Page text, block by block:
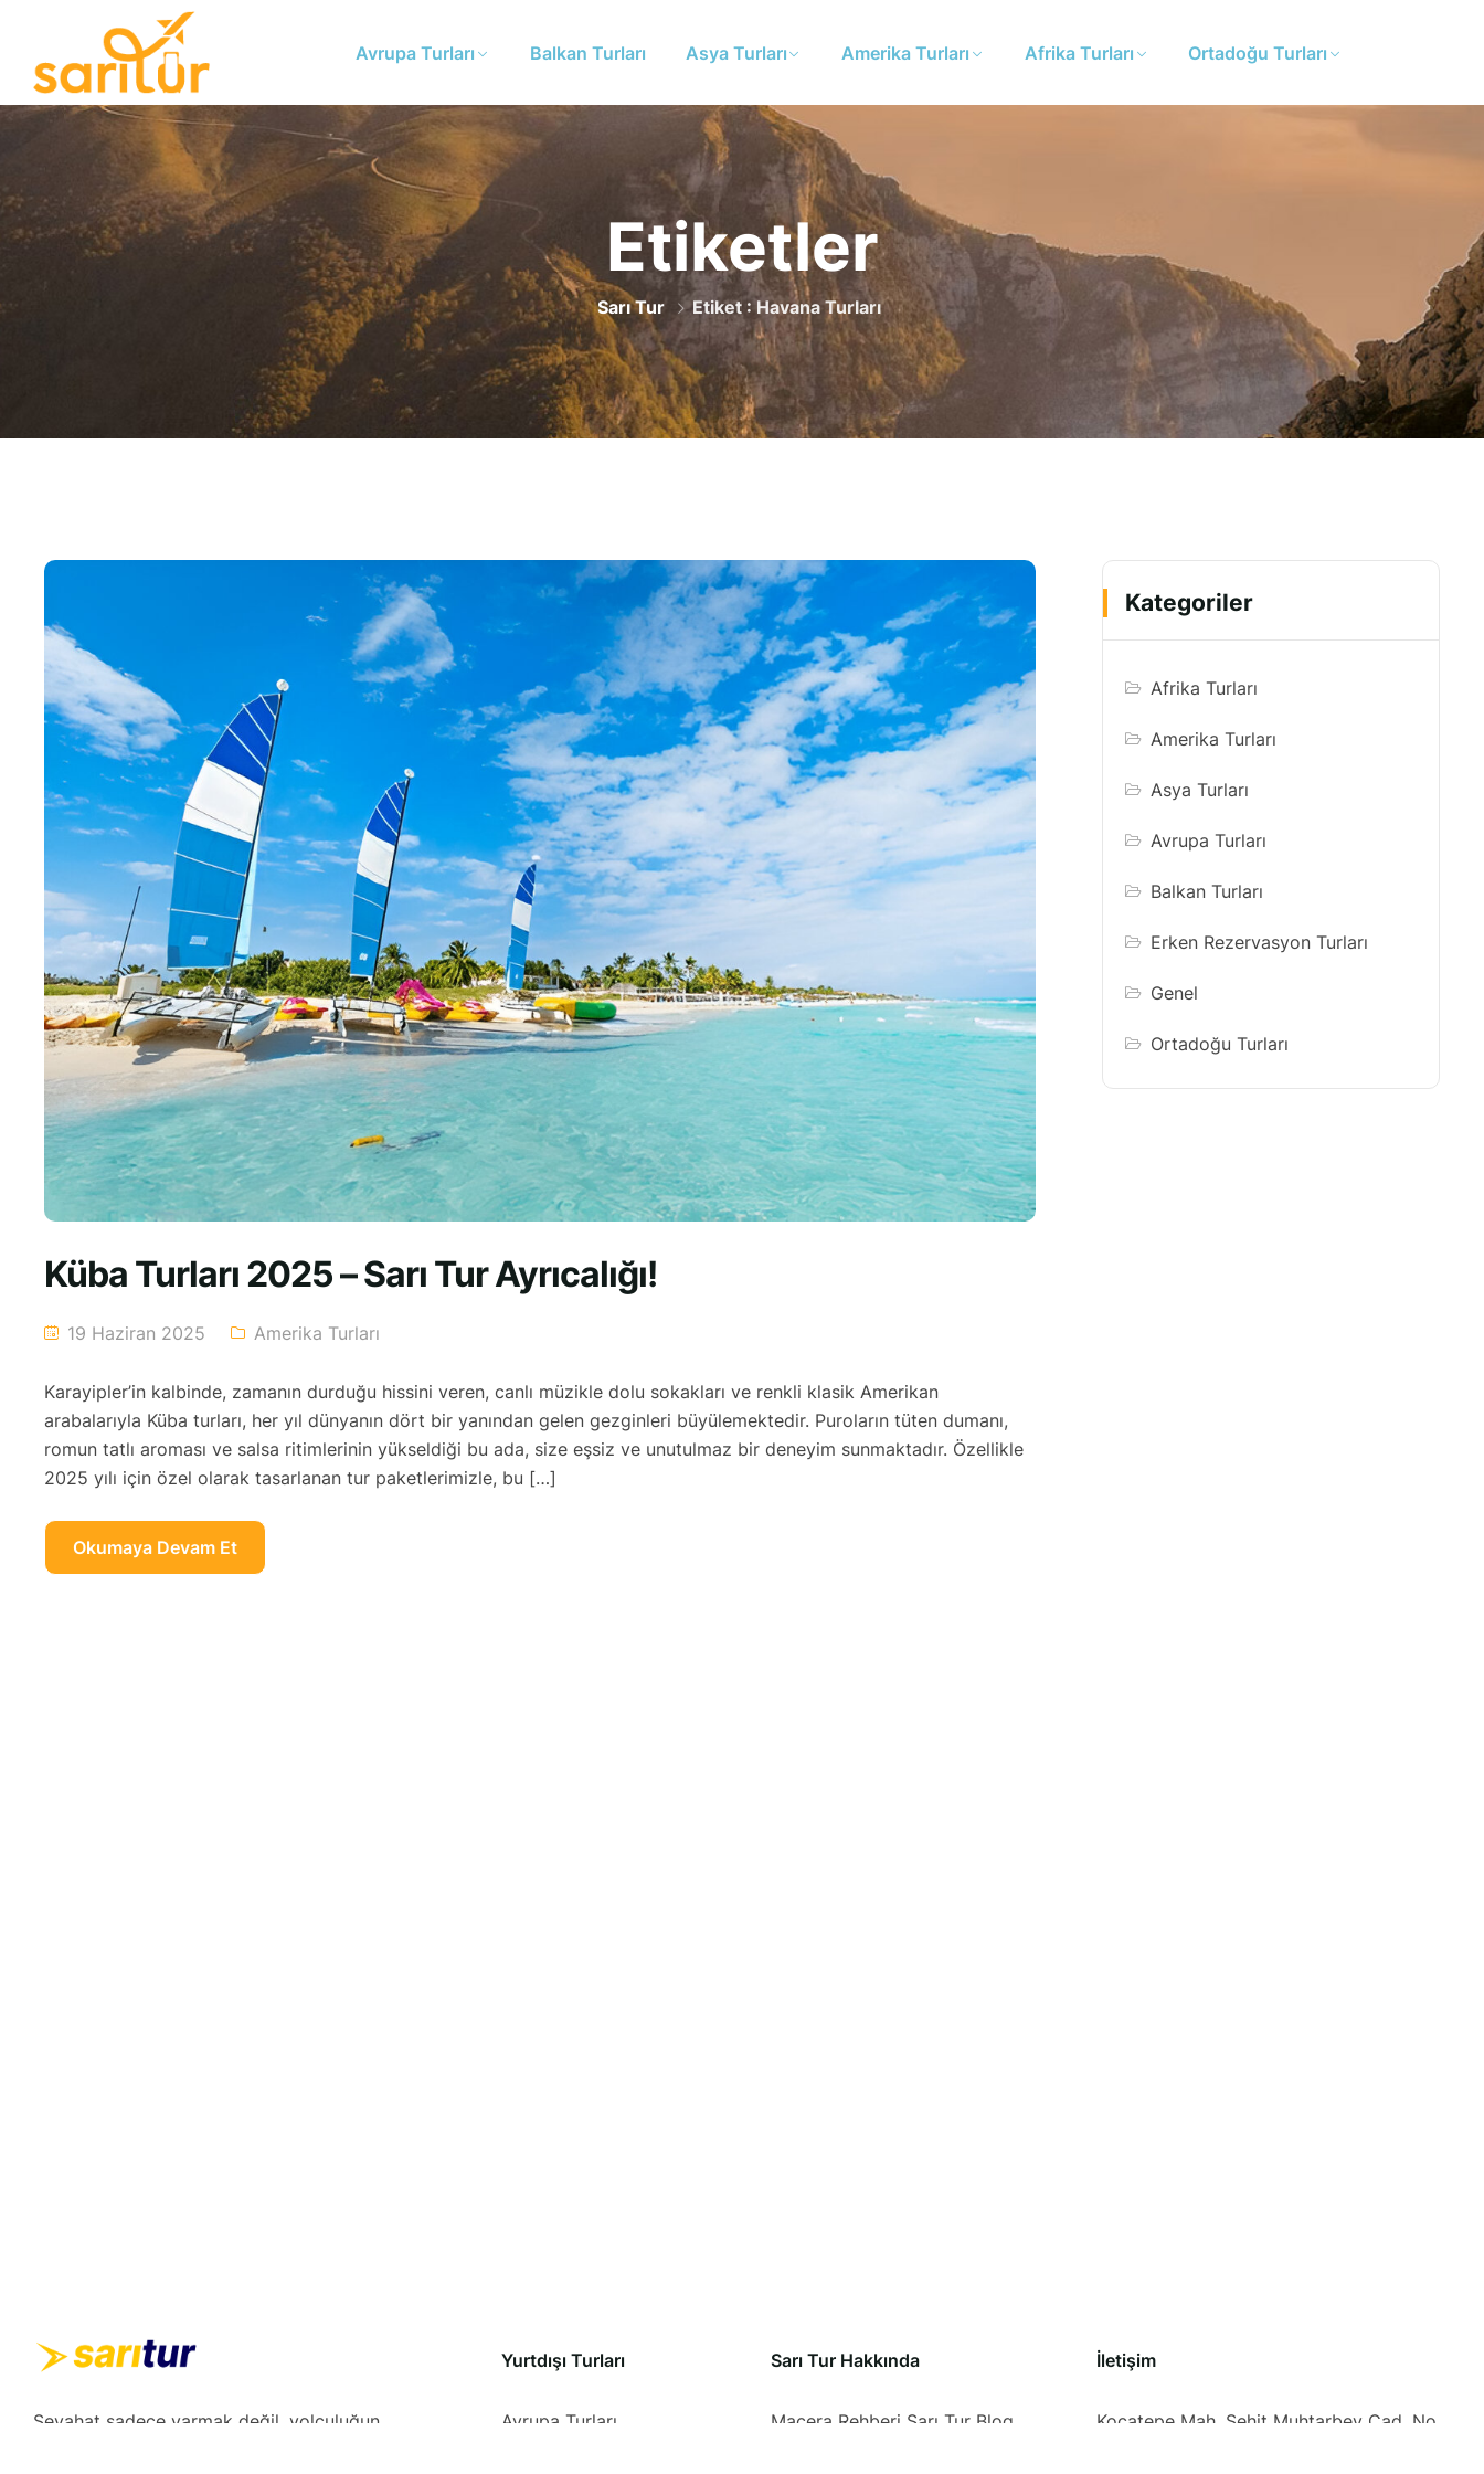
Avrupa Turları Balkan Turları Asya Turları Amerika Turları Afrika Turları Ortadoğu Turları
Etiketler
Sarı Tur Etiket : Havana Turları
Küba Turları 2025 – Sarı Tur Ayrıcalığı!
19 Haziran 2025 Amerika Turları
Karayipler’in kalbinde, zamanın durduğu hissini veren, canlı müzikle dolu sokakları ve renkli klasik Amerikan
arabalarıyla Küba turları, her yıl dünyanın dört bir yanından gelen gezginleri büyülemektedir. Puroların tüten dumanı,
romun tatlı aroması ve salsa ritimlerinin yükseldiği bu ada, size eşsiz ve unutulmaz bir deneyim sunmaktadır. Özellikle
2025 yılı için özel olarak tasarlanan tur paketlerimizle, bu […]
Okumaya Devam Et
Kategoriler
Afrika Turları
Amerika Turları
Asya Turları
Avrupa Turları
Balkan Turları
Erken Rezervasyon Turları
Genel
Ortadoğu Turları
Seyahat sadece varmak değil, yolculuğun
Yurtdışı Turları
Avrupa Turları
Sarı Tur Hakkında​
Macera Rehberi Sarı Tur Blog
İletişim
Kocatepe Mah. Şehit Muhtarbey Cad. No